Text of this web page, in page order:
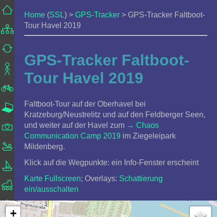
Home (SSL) > GPS-Tracker > GPS-Tracker Faltboot-
Tour Havel 2019
GPS-Tracker Faltboot-
Tour Havel 2019
Faltboot-Tour auf der Oberhavel bei
Kratzeburg/Neustrelitz und auf den Feldberger Seen,
und weiter auf der Havel zum
Chaos
Communication Camp 2019 im Ziegeleipark
Mildenberg.
Klick auf die Wegpunkte: ein Info-Fenster erscheint
Karte Fullscreen; Overlays: Schattierung
ein/ausschalten
+